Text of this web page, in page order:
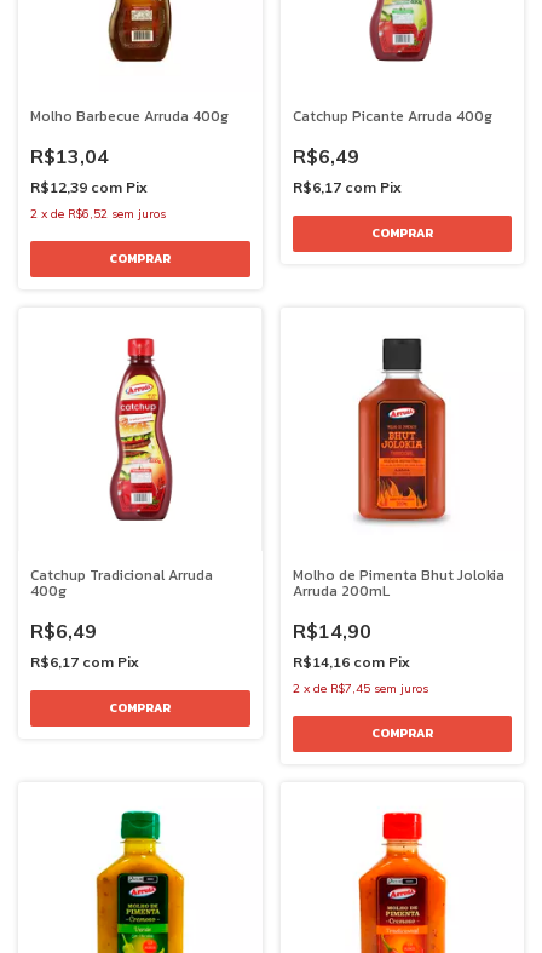
Molho Barbecue Arruda 400g
R$13,04
R$12,39 com Pix
2 x de R$6,52 sem juros
Catchup Picante Arruda 400g
R$6,49
R$6,17 com Pix
Catchup Tradicional Arruda
400g
R$6,49
R$6,17 com Pix
Molho de Pimenta Bhut Jolokia
Arruda 200mL
R$14,90
R$14,16 com Pix
2 x de R$7,45 sem juros